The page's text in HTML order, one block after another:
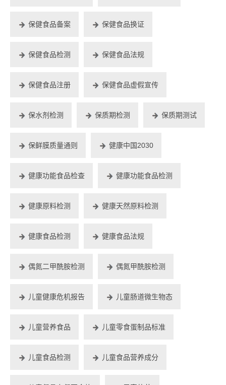
保健食品备案 保健食品换证
保健食品检测 保健食品法规
保健食品注册 保健食品虚假宣传
保水剂检测 保质期检测 保质期测试
保鲜膜质量通则 健康中国2030
健康功能食品检查 健康功能食品检测
健康原料检测 健康天然原料检测
健康食品检测 健康食品法规
偶氮二甲酰胺检测 偶氮甲酰胺检测
儿童健康危机报告 儿童肠道微生物态
儿童营养食品 儿童零食蛋制品标准
儿童食品检测 儿童食品营养成分